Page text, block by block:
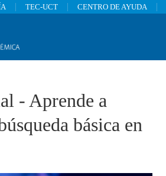
TEC-UCT CENTRO DE AYUDA
- Aprende a
básica en